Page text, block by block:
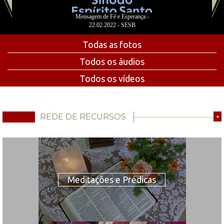
Mensagem de Fé e Esperança -
22.02.2022 - SESB
Todas as fotos
Todos os áudios
Todos os vídeos
REDE DE RECURSOS +
Meditações e Prédicas